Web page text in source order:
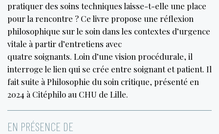
pratiquer des soins techniques laisse-t-elle une place
pour la rencontre ? Ce livre propose une réflexion
philosophique sur le soin dans les contextes d’urgence
vitale à partir d’entretiens avec
quatre soignants. Loin d’une vision procédurale, il
interroge le lien qui se crée entre soignant et patient. Il
fait suite à Philosophie du soin critique, présenté en
2024 à Citéphilo au CHU de Lille.
EN PRÉSENCE DE